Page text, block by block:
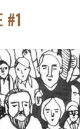
#1